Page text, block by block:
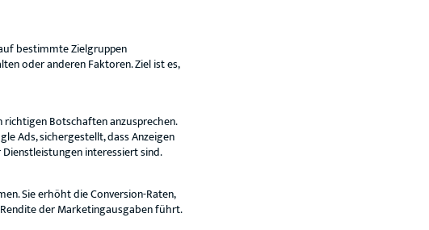
bestimmte Zielgruppen
oder anderen Faktoren. Ziel ist es,
Botschaften anzusprechen.
Ads, sichergestellt, dass Anzeigen
interessiert sind.
Sie erhöht die Conversion-Raten,
der Marketingausgaben führt.